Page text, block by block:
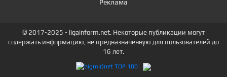
Реклама
© 2017-2025 - ligainform.net. Некоторые публикации могут
содержать информацию, не предназначенную для пользователей до
16 лет.